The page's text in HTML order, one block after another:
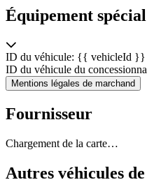
Équipement spécial
ID du véhicule: {{ vehicleId }}
ID du véhicule du
Mentions légales de marchand
Fournisseur
Chargement de la carte…
Autres véhicules